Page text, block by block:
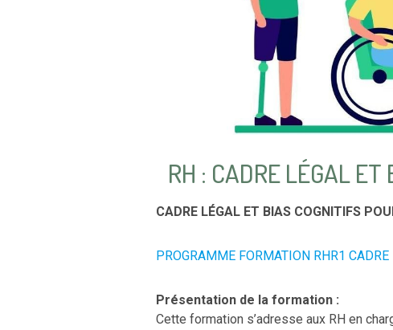
RH : CADRE LÉGAL ET
CADRE LÉGAL ET BIAS COGNITIFS
PROGRAMME FORMATION RHR1
Présentation de la formation :
Cette formation s’adresse aux RH en